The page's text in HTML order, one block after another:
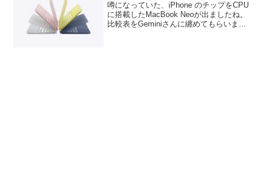
噂になっていた、iPhone のチップをCPU
に搭載したMacBook Neoが出ましたね。
比較表をGeminiさんに纏めてもらいまし